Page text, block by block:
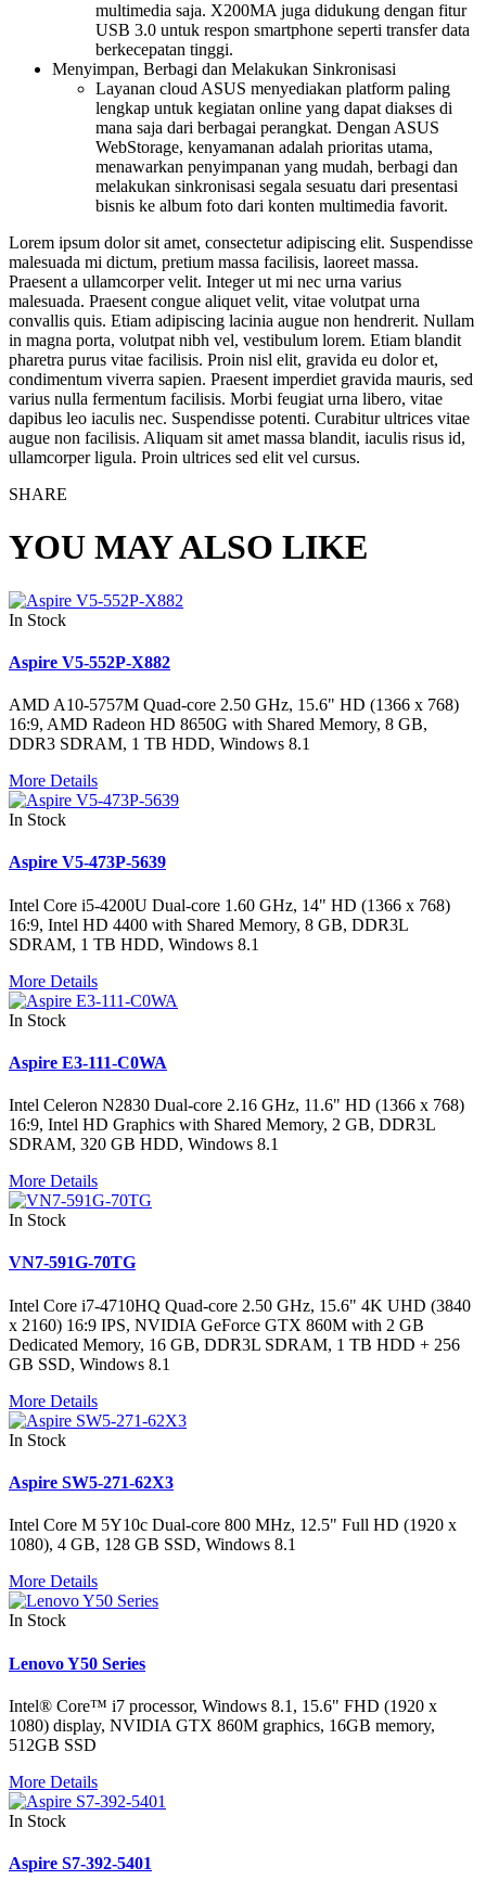
multimedia saja. X200MA juga didukung dengan fitur
USB 3.0 untuk respon smartphone seperti transfer data
berkecepatan tinggi.
Menyimpan, Berbagi dan Melakukan Sinkronisasi
Layanan cloud ASUS menyediakan platform paling
lengkap untuk kegiatan online yang dapat diakses di
mana saja dari berbagai perangkat. Dengan ASUS
WebStorage, kenyamanan adalah prioritas utama,
menawarkan penyimpanan yang mudah, berbagi dan
melakukan sinkronisasi segala sesuatu dari presentasi
bisnis ke album foto dari konten multimedia favorit.
Lorem ipsum dolor sit amet, consectetur adipiscing elit. Suspendisse
malesuada mi dictum, pretium massa facilisis, laoreet massa.
Praesent a ullamcorper velit. Integer ut mi nec urna varius
malesuada. Praesent congue aliquet velit, vitae volutpat urna
convallis quis. Etiam adipiscing lacinia augue non hendrerit. Nullam
in magna porta, volutpat nibh vel, vestibulum lorem. Etiam blandit
pharetra purus vitae facilisis. Proin nisl elit, gravida eu dolor et,
condimentum viverra sapien. Praesent imperdiet gravida mauris, sed
varius nulla fermentum facilisis. Morbi feugiat urna libero, vitae
dapibus leo iaculis nec. Suspendisse potenti. Curabitur ultrices vitae
augue non facilisis. Aliquam sit amet massa blandit, iaculis risus id,
ullamcorper ligula. Proin ultrices sed elit vel cursus.
SHARE
YOU MAY ALSO LIKE
In Stock
Aspire V5-552P-X882
AMD A10-5757M Quad-core 2.50 GHz, 15.6" HD (1366 x 768)
16:9, AMD Radeon HD 8650G with Shared Memory, 8 GB,
DDR3 SDRAM, 1 TB HDD, Windows 8.1
More Details
In Stock
Aspire V5-473P-5639
Intel Core i5-4200U Dual-core 1.60 GHz, 14" HD (1366 x 768)
16:9, Intel HD 4400 with Shared Memory, 8 GB, DDR3L
SDRAM, 1 TB HDD, Windows 8.1
More Details
In Stock
Aspire E3-111-C0WA
Intel Celeron N2830 Dual-core 2.16 GHz, 11.6" HD (1366 x 768)
16:9, Intel HD Graphics with Shared Memory, 2 GB, DDR3L
SDRAM, 320 GB HDD, Windows 8.1
More Details
In Stock
VN7-591G-70TG
Intel Core i7-4710HQ Quad-core 2.50 GHz, 15.6" 4K UHD (3840
x 2160) 16:9 IPS, NVIDIA GeForce GTX 860M with 2 GB
Dedicated Memory, 16 GB, DDR3L SDRAM, 1 TB HDD + 256
GB SSD, Windows 8.1
More Details
In Stock
Aspire SW5-271-62X3
Intel Core M 5Y10c Dual-core 800 MHz, 12.5" Full HD (1920 x
1080), 4 GB, 128 GB SSD, Windows 8.1
More Details
In Stock
Lenovo Y50 Series
Intel® Core™ i7 processor, Windows 8.1, 15.6" FHD (1920 x
1080) display, NVIDIA GTX 860M graphics, 16GB memory,
512GB SSD
More Details
In Stock
Aspire S7-392-5401